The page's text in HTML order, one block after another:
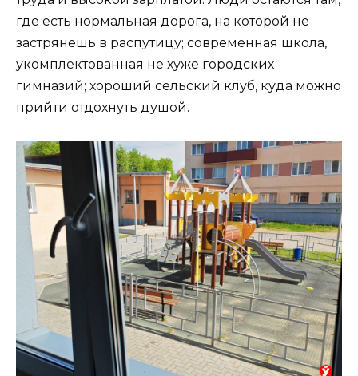
где есть нормальная дорога, на которой не
застрянешь в распутицу; современная школа,
укомплектованная не хуже городских
гимназий; хороший сельский клуб, куда можно
прийти отдохнуть душой.